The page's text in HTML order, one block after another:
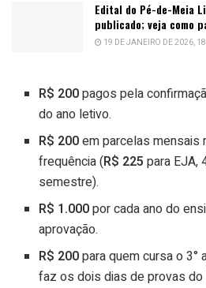
Edital do Pé-de-Meia
publicado; veja como
19 DE JANEIRO DE 2026,
R$ 200pagos pela
do ano letivo.
R$ 200em parcelas mensais
frequência (R$ 225 para EJA,
semestre).
R$ 1.000por cada ano do
aprovação.
R$ 200para quem cursa o 3°
faz os dois dias de provas do